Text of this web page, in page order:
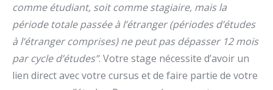
comme étudiant, soit comme stagiaire, mais la
période totale passée à l’étranger (périodes d’études
à l’étranger comprises) ne peut pas dépasser 12 mois
par cycle d’études”. Votre stage nécessite d’avoir un
lien direct avec votre cursus et de faire partie de votre